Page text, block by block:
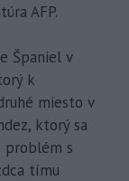
AFP.
Španiel v
k
miesto v
ktorý sa
problém s
tímu